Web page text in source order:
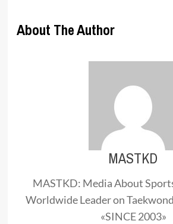
About The Author
MASTKD
MASTKD: Media About
Worldwide Leader on
«SINCE 2003»